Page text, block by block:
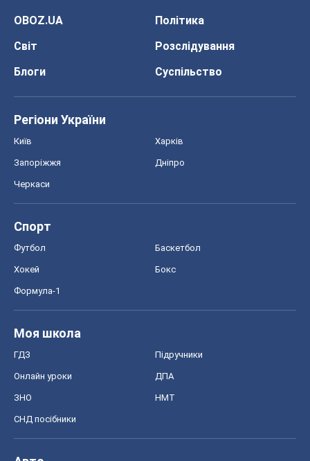
OBOZ.UA
Політика
Світ
Розслідування
Блоги
Суспільство
Регіони України
Київ Харків
Запоріжжя Дніпро
Черкаси
Спорт
Футбол Баскетбол
Хокей Бокс
Формула-1
Моя школа
ГДЗ Підручники
Онлайн уроки ДПА
ЗНО НМТ
СНД посібники